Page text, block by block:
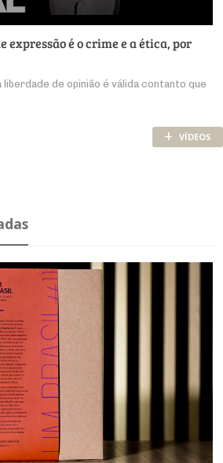
expressão é o crime e a ética, por
liberdade de opinião é válida contanto que
+ VÍDEOS